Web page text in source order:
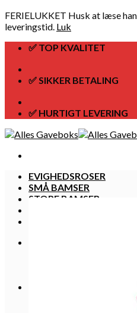
FERIELUKKET Husk at læse
leveringstid. Luk
Skip
content
✅ TOP KVALITET
✅ SIKKER BETALING
✅ HURTIGT LEVERING
EVIGHEDSROSER
SMÅ BAMSER
STORE BAMSER